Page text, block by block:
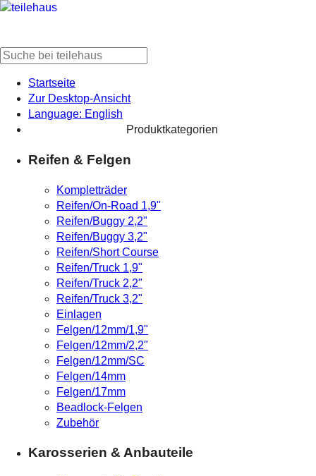
Startseite
Zur Desktop-Ansicht
Language: English
Produktkategorien
Reifen & Felgen
Kompletträder
Reifen/On-Road 1,9"
Reifen/Buggy 2,2"
Reifen/Buggy 3,2"
Reifen/Short Course
Reifen/Truck 1,9"
Reifen/Truck 2,2"
Reifen/Truck 3,2"
Einlagen
Felgen/12mm/1,9"
Felgen/12mm/2,2"
Felgen/12mm/SC
Felgen/14mm
Felgen/17mm
Beadlock-Felgen
Zubehör
Karosserien & Anbauteile